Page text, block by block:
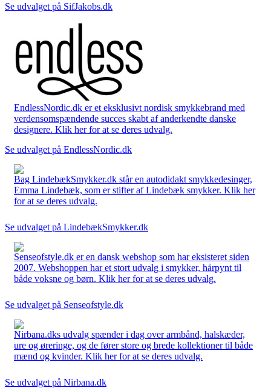
Se udvalget på SifJakobs.dk
EndlessNordic.dk er et eksklusivt nordisk smykkebrand med
verdensomspændende succes skabt af anderkendte danske
designere. Klik her for at se deres udvalg.
Se udvalget på EndlessNordic.dk
Bag LindebækSmykker.dk står en autodidakt smykkedesinger,
Emma Lindebæk, som er stifter af Lindebæk smykker. Klik her
for at se deres udvalg.
Se udvalget på LindebækSmykker.dk
Senseofstyle.dk er en dansk webshop som har eksisteret siden
2007. Webshoppen har et stort udvalg i smykker, hårpynt til
både voksne og børn. Klik her for at se deres udvalg.
Se udvalget på Senseofstyle.dk
Nirbana.dks udvalg spænder i dag over armbånd, halskæder,
ure og øreringe, og de fører store og brede kollektioner til både
mænd og kvinder. Klik her for at se deres udvalg.
Se udvalget på Nirbana.dk